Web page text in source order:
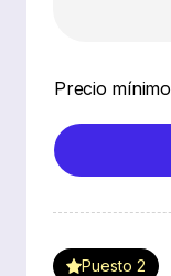
Precio mínimo
Puesto 2